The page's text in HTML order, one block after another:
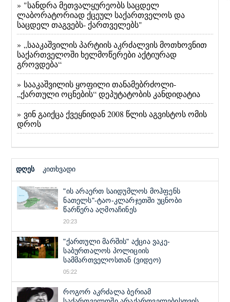
» "სანდრა მეთვალყურეობს საცდელ
ლაბორატორიად ქცეულ საქართველოს და
საცდელ თაგვებს- ქართველებს"
» „სააკაშვილის პარტიის აკრძალვის მოთხოვნით
საქართველოში ხელმოწერები აქტიურად
გროვდება“
» სააკაშვილის ყოფილი თანამებრძოლი-
„ქართული ოცნების“ დეპუტატობის კანდიდატია
» ვინ გაიქცა ქვეყნიდან 2008 წლის აგვისტოს ომის
დროს
დღეს კითხვადი
"ის არაერთ საიდუმლოს მოჰფენს
ნათელს"-ტაო-კლარჯეთში უცნობი
წარწერა აღმოაჩინეს
20:23
"ქართული მარშის" აქცია ვაკე-
საბურთალოს პოლიციის
სამმართველოსთან (ვიდეო)
05:22
როგორ აკრძალა ბერიამ